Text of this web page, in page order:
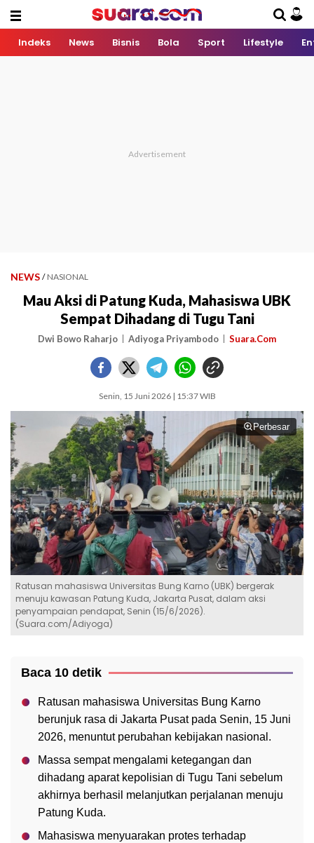
Indeks News Bisnis Bola Sport Lifestyle
NEWS / NASIONAL
Mau Aksi di Patung Kuda, Mahasiswa UBK
Sempat Dihadang di Tugu Tani
Dwi Bowo Raharjo Adiyoga Priyambodo Suara.Com
Senin, 15 Juni 2026 | 15:37 WIB
Perbesar
Ratusan mahasiswa Universitas Bung Karno (UBK) bergerak
menuju kawasan Patung Kuda, Jakarta Pusat, dalam aksi
penyampaian pendapat, Senin (15/6/2026).
(Suara.com/Adiyoga)
Baca 10 detik
Ratusan mahasiswa Universitas Bung Karno
berunjuk rasa di Jakarta Pusat pada Senin, 15 Juni
2026, menuntut perubahan kebijakan nasional.
Massa sempat mengalami ketegangan dan
dihadang aparat kepolisian di Tugu Tani sebelum
akhirnya berhasil melanjutkan perjalanan menuju
Patung Kuda.
Mahasiswa menyuarakan protes terhadap